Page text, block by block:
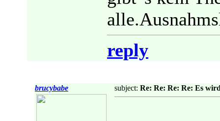
reply
brucybabe subject: Re: Re: Re: Re: Es